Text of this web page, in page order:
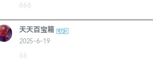
666
天天百宝箱
2025-6-19
66